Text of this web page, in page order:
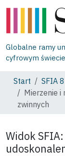
Globalne ramy
cyfrowym świecie
Start SFIA 8
Mierzenie i
zwinnych
Widok SFIA: